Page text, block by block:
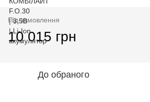
Під замовлення
10 015 грн
До обраного